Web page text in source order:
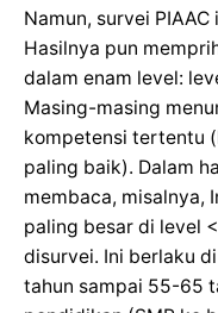
Namun, survei
Hasilnya pun
dalam enam level:
Masing-masing
kompetensi tertentu
paling baik). Dalam
membaca, misalnya,
paling besar di level
disurvei. Ini berlaku
tahun sampai 55-65